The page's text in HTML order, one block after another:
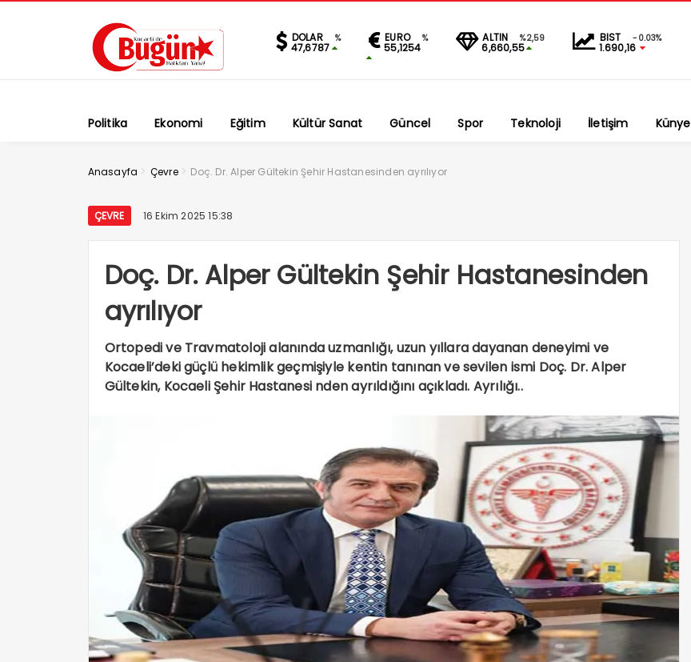
DOLAR %
47,6787
EURO %
55,1254
ALTIN %2,59
6,660,55
BIST -0.03%
1.690,16
Politika Ekonomi Eğitim Kültür Sanat Güncel Spor Teknoloji İletişim Künye
Anasayfa > Çevre > Doç. Dr. Alper Gültekin Şehir Hastanesinden ayrılıyor
ÇEVRE 16 Ekim 2025 15:38
Doç. Dr. Alper Gültekin Şehir Hastanesinden
ayrılıyor
Ortopedi ve Travmatoloji alanında uzmanlığı, uzun yıllara dayanan deneyimi ve
Kocaeli’deki güçlü hekimlik geçmişiyle kentin tanınan ve sevilen ismi Doç. Dr. Alper
Gültekin, Kocaeli Şehir Hastanesi nden ayrıldığını açıkladı. Ayrılığı..